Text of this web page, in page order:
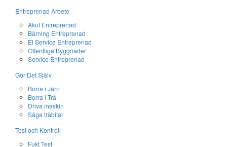
Entreprenad Arbete
Akut Entreprenad
Bärning Entreprenad
El Service Entreprenad
Offentliga Byggnader
Service Entreprenad
Gör Det Själv
Borra i Järn
Borra i Trä
Driva maskin
Såga träbitar
Test och Kontroll
Fukt Test